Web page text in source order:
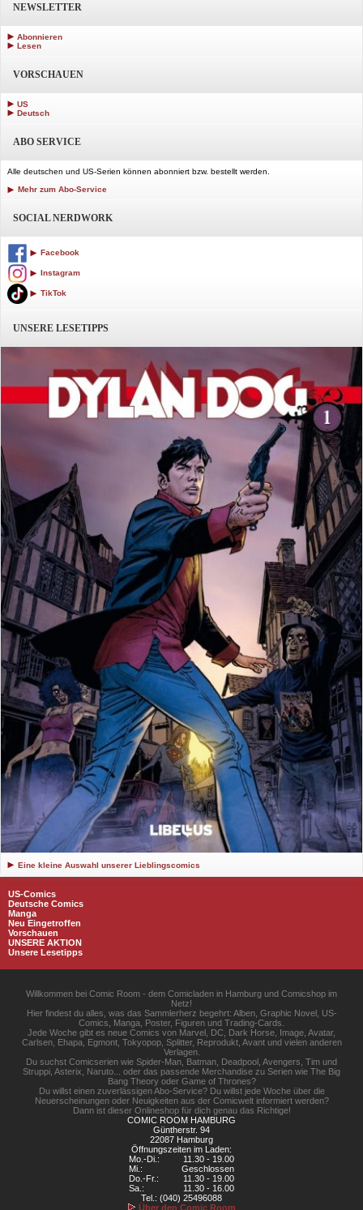
NEWSLETTER
Abonnieren
Lesen
VORSCHAUEN
US
Deutsch
ABO SERVICE
Alle deutschen und US-Serien können abonniert bzw. bestellt werden.
Mehr zum Abo-Service
SOCIAL NERDWORK
Facebook
Instagram
TikTok
UNSERE LESETIPPS
Eine kleine Auswahl unserer Lieblingscomics
US-Comics
Deutsche Comics
Manga
Neu Eingetroffen
Vorschauen
UNSERE AKTION
Unsere Lesetipps
Willkommen bei Comic Room - dem Comicladen in Hamburg und Comicshop im
Netz!
Hier findest du alles, was das Sammlerherz begehrt: Alben, Graphic Novel, US-
Comics, Manga, Poster, Figuren und Trading-Cards.
Jede Woche gibt es neue Comics von Marvel, DC, Dark Horse, Image, Avatar,
Carlsen, Ehapa, Egmont, Tokyopop, Splitter, Reprodukt, Avant und vielen anderen
Verlagen.
Du suchst Comicserien wie Spider-Man, Batman, Deadpool, Avengers, Tim und
Struppi, Asterix, Naruto... oder das passende Merchandise zu Serien wie The Big
Bang Theory oder Game of Thrones?
Du willst einen zuverlässigen Abo-Service? Du willst jede Woche über die
Neuerscheinungen oder Neuigkeiten aus der Comicwelt informiert werden?
Dann ist dieser Onlineshop für dich genau das Richtige!
COMIC ROOM HAMBURG
Güntherstr. 94
22087 Hamburg
Öffnungszeiten im Laden:
Mo.-Di.:
11.30 - 19.00
Mi.:
Geschlossen
Do.-Fr.:
11.30 - 19.00
Sa.:
11.30 - 16.00
Tel.: (040) 25496088
Über den Comic Room